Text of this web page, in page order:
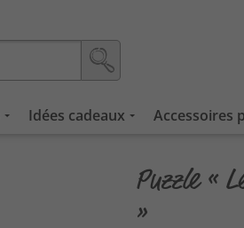
Idées cadeaux Accessoires
Puzzle «
»